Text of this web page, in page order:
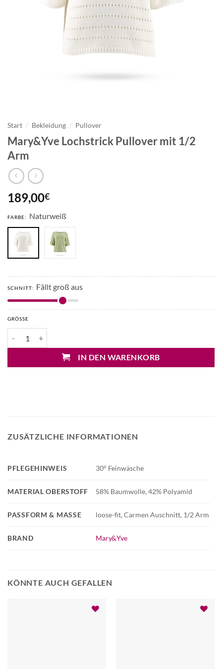
Start / Bekleidung / Pullover
Mary&Yve Lochstrick Pullover mit 1/2
Arm
189,00€
FARBE: Naturweiß
SCHNITT: Fällt groß aus
GRÖSSE
IN DEN WARENKORB
ZUSÄTZLICHE INFORMATIONEN
BRAND Mary&Yve
PFLEGEHINWEIS 30° Feinwäsche
MATERIAL OBERSTOFF 58% Baumwolle, 42% Polyamid
PASSFORM & MASSE loose-fit, Carmen Auschnitt, 1/2 Arm
KÖNNTE AUCH GEFALLEN